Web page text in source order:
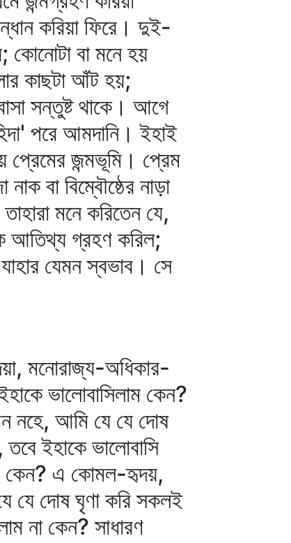
করিয়া ফিরে। দুই-
কোনোটা বা মনে হয়
কাছটা আঁট হয়;
সন্তুষ্ট থাকে। আগে
পরে আমদানি। ইহাই
প্রেমের জন্মভূমি। প্রেম
বা বিম্বৌষ্ঠের নাড়া
মনে করিতেন যে,
আতিথ্য গ্রহণ করিল;
যেমন স্বভাব। সে
মনোরাজ্য-অধিকার-
ভালোবাসিলাম কেন?
নহে, আমি যে যে দোষ
ইহাকে ভালোবাসি
কেন? এ কোমল-হৃদয়,
যে দোষ ঘৃণা করি সকলই
না কেন? সাধারণ